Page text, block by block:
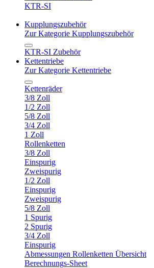
KTR-SI
Kupplungszubehör
Zur Kategorie Kupplungszubehör
KTR-SI Zubehör
Kettentriebe
Zur Kategorie Kettentriebe
Kettenräder
3/8 Zoll
1/2 Zoll
5/8 Zoll
3/4 Zoll
1 Zoll
Rollenketten
3/8 Zoll
Einspurig
Zweispurig
1/2 Zoll
Einspurig
Zweispurig
5/8 Zoll
1 Spurig
2 Spurig
3/4 Zoll
Einspurig
Abmessungen Rollenketten Übersicht
Berechnungs-Sheet